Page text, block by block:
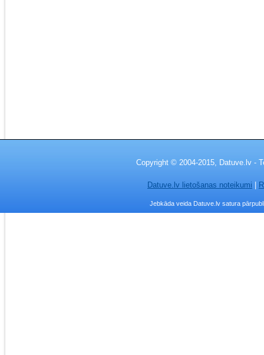
Copyright © 2004-2015, Datuve.lv -
Datuve.lv lietošanas noteikumi
Jebkāda veida Datuve.lv satura